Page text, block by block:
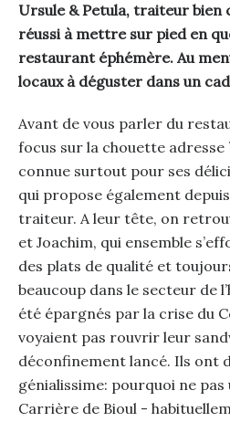
Ursule & Petula, traiteur bien
réussi à mettre sur pied en
restaurant éphémère. Au
locaux à déguster dans un
Avant de vous parler du
focus sur la chouette adresse
connue surtout pour ses
qui propose également depuis
traiteur. A leur tête, on
et Joachim, qui ensemble
des plats de qualité et
beaucoup dans le secteur de
été épargnés par la crise du
voyaient pas rouvrir leur
déconfinement lancé. Ils ont
génialissime: pourquoi ne pas
Carrière de Bioul -